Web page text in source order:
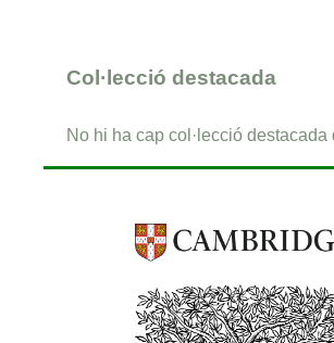
Col·lecció destacada
No hi ha cap col·lecció destacada